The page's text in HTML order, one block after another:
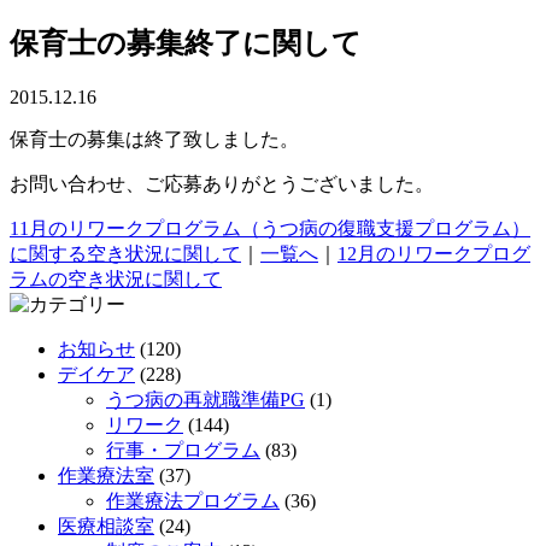
保育士の募集終了に関して
2015.12.16
保育士の募集は終了致しました。
お問い合わせ、ご応募ありがとうございました。
11月のリワークプログラム（うつ病の復職支援プログラム）
に関する空き状況に関して
一覧へ
12月のリワークプログ
ラムの空き状況に関して
お知らせ (120)
デイケア (228)
うつ病の再就職準備PG (1)
リワーク (144)
行事・プログラム (83)
作業療法室 (37)
作業療法プログラム (36)
医療相談室 (24)